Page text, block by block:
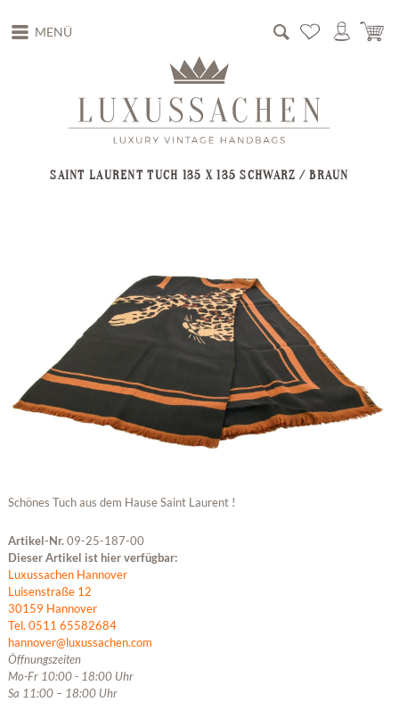
MENÜ
SAINT LAURENT TUCH 135 X 135 SCHWARZ / BRAUN
Schönes Tuch aus dem Hause Saint Laurent !
Artikel-Nr.09-25-187-00
Dieser Artikel ist hier verfügbar:
Luxussachen Hannover
Luisenstraße 12
30159 Hannover
Tel. 0511 65582684
hannover@luxussachen.com
Öffnungszeiten
Mo-Fr 10:00 - 18:00 Uhr
Sa 11:00 – 18:00 Uhr